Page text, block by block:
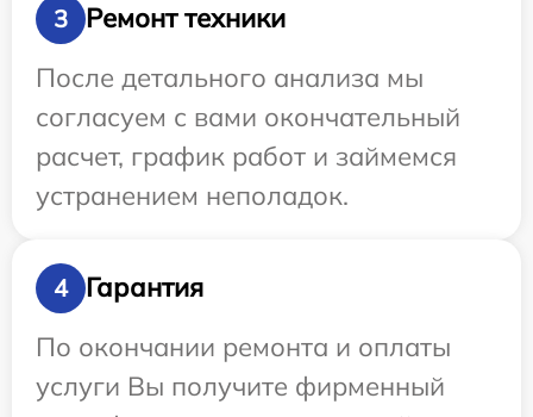
3
Ремонт техники
После детального анализа мы
согласуем с вами окончательный
расчет, график работ и займемся
устранением неполадок.
4
Гарантия
По окончании ремонта и оплаты
услуги Вы получите фирменный